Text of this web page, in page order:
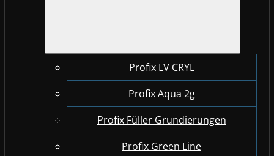
Profix LV CRYL
Profix Aqua 2g
Profix Füller Grundierungen
Profix Green Line